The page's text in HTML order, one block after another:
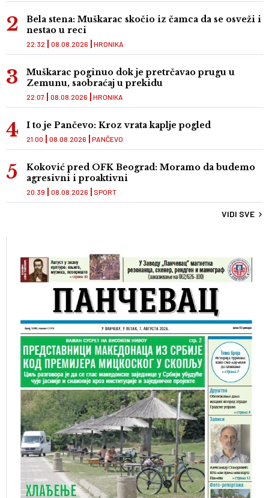
Bela stena: Muškarac skočio iz čamca da se osveži i
nestao u reci
HRONIKA
22:32 08.08.2026
Muškarac poginuo dok je pretrčavao prugu u
Zemunu, saobraćaj u prekidu
HRONIKA
22:07 08.08.2026
I to je Pančevo: Kroz vrata kaplje pogled
PANČEVO
21:00 08.08.2026
Koković pred OFK Beograd: Moramo da budemo
agresivni i proaktivni
SPORT
20:39 08.08.2026
VIDI SVE